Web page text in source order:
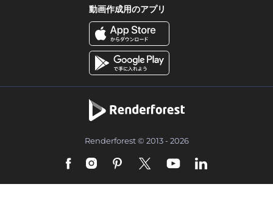
動画作成用のアプリ
Renderforest © 2013 - 2026